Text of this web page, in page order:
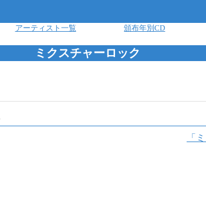
アーティスト一覧 頒布年別CD
ミクスチャーロック
「